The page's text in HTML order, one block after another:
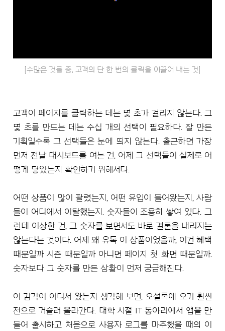
[수많은 것들 중, 고객의 단 한 번의 클릭을 이끌어 내는 것]
고객이 페이지를 클릭하는 데는 몇 초가 걸리지 않는다. 그
몇 초를 만드는 데는 수십 개의 선택이 필요하다. 잘 만든
기획일수록 그 선택들은 눈에 띄지 않는다. 출근하면 가장
먼저 전날 대시보드를 여는 건, 어제 그 선택들이 실제로 어
떻게 닿았는지 확인하기 위해서다.
어떤 상품이 많이 팔렸는지, 어떤 유입이 들어왔는지, 사람
들이 어디에서 이탈했는지. 숫자들이 조용히 쌓여 있다. 그
런데 이상한 건, 그 숫자를 보면서도 바로 결론을 내리지는
않는다는 것이다. 어제 왜 유독 이 상품이었을까, 이건 혜택
때문일까 시즌 때문일까 아니면 페이지 첫 화면 때문일까.
숫자보다 그 숫자를 만든 상황이 먼저 궁금해진다.
이 감각이 어디서 왔는지 생각해 보면, 오설록에 오기 훨씬
전으로 거슬러 올라간다. 대학 시절 IT 동아리에서 앱을 만
들어 출시하고 처음으로 사용자 로그를 마주했을 때의 이